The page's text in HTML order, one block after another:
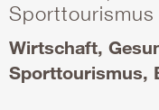
Sporttourismus
Wirtschaft,
Sporttourismus,